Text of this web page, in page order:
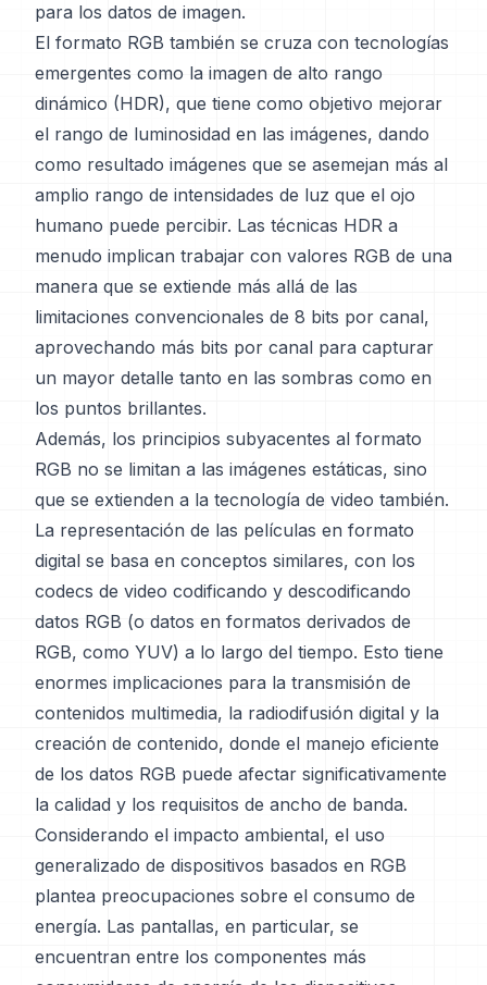
para los datos de imagen.
El formato RGB también se cruza con tecnologías
emergentes como la imagen de alto rango
dinámico (HDR), que tiene como objetivo mejorar
el rango de luminosidad en las imágenes, dando
como resultado imágenes que se asemejan más al
amplio rango de intensidades de luz que el ojo
humano puede percibir. Las técnicas HDR a
menudo implican trabajar con valores RGB de una
manera que se extiende más allá de las
limitaciones convencionales de 8 bits por canal,
aprovechando más bits por canal para capturar
un mayor detalle tanto en las sombras como en
los puntos brillantes.
Además, los principios subyacentes al formato
RGB no se limitan a las imágenes estáticas, sino
que se extienden a la tecnología de video también.
La representación de las películas en formato
digital se basa en conceptos similares, con los
codecs de video codificando y descodificando
datos RGB (o datos en formatos derivados de
RGB, como YUV) a lo largo del tiempo. Esto tiene
enormes implicaciones para la transmisión de
contenidos multimedia, la radiodifusión digital y la
creación de contenido, donde el manejo eficiente
de los datos RGB puede afectar significativamente
la calidad y los requisitos de ancho de banda.
Considerando el impacto ambiental, el uso
generalizado de dispositivos basados en RGB
plantea preocupaciones sobre el consumo de
energía. Las pantallas, en particular, se
encuentran entre los componentes más